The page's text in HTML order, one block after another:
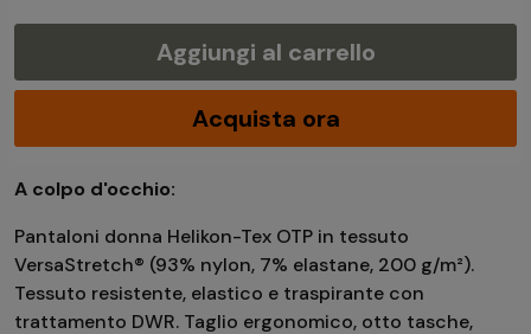
Aggiungi al carrello
Acquista ora
A colpo d'occhio:
Pantaloni donna Helikon-Tex OTP in tessuto
VersaStretch® (93% nylon, 7% elastane, 200 g/m²).
Tessuto resistente, elastico e traspirante con
trattamento DWR. Taglio ergonomico, otto tasche,